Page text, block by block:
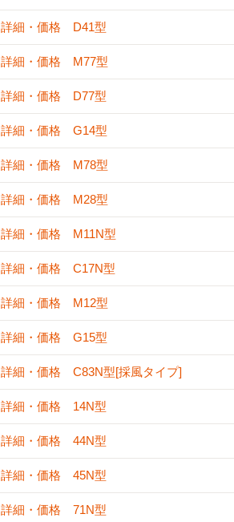
詳細・価格 D41型
詳細・価格 M77型
詳細・価格 D77型
詳細・価格 G14型
詳細・価格 M78型
詳細・価格 M28型
詳細・価格 M11N型
詳細・価格 C17N型
詳細・価格 M12型
詳細・価格 G15型
詳細・価格 C83N型[採風タイプ]
詳細・価格 14N型
詳細・価格 44N型
詳細・価格 45N型
詳細・価格 71N型